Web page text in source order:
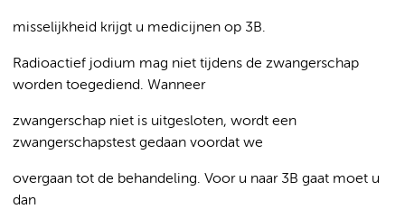
misselijkheid krijgt u medicijnen op 3B.
Radioactief jodium mag niet tijdens de zwangerschap
worden toegediend. Wanneer
zwangerschap niet is uitgesloten, wordt een
zwangerschapstest gedaan voordat we
overgaan tot de behandeling. Voor u naar 3B gaat moet u
dan